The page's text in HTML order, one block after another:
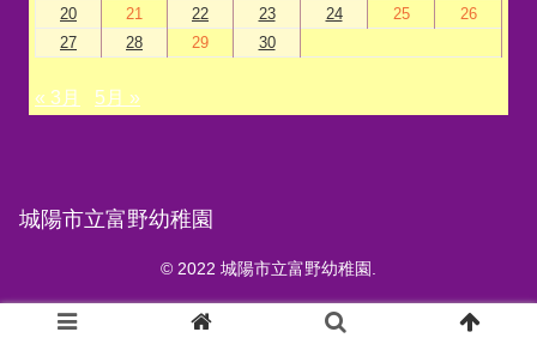
20
21 22 23 24 25
26
27
28 29 30
« 3月 5月 »
城陽市立富野幼稚園
© 2022 城陽市立富野幼稚園.